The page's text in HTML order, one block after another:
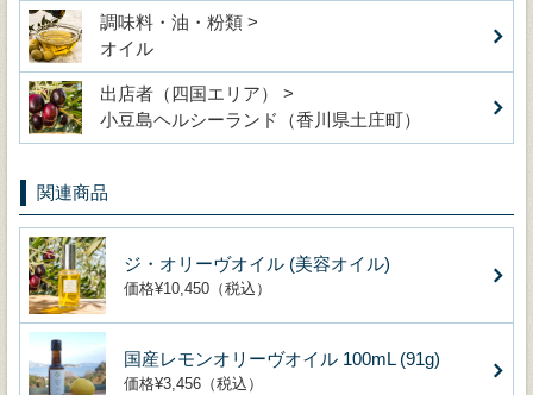
調味料・油・粉類 >
オイル
出店者（四国エリア） >
小豆島ヘルシーランド（香川県土庄町）
関連商品
ジ・オリーヴオイル (美容オイル)
価格¥10,450（税込）
国産レモンオリーヴオイル 100mL (91g)
価格¥3,456（税込）